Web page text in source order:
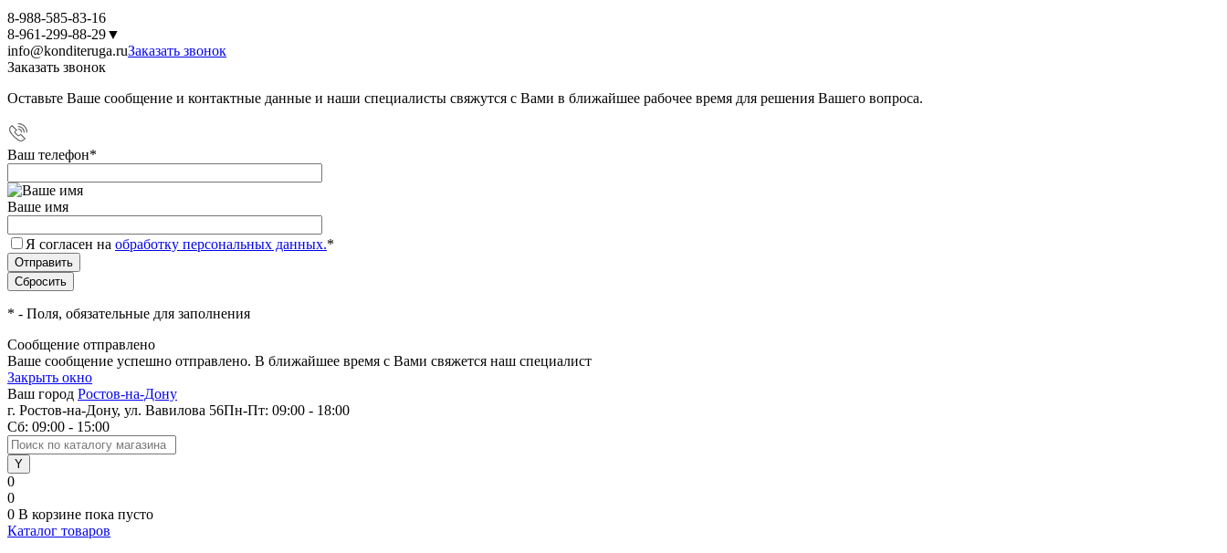
8-988-585-83-16
8-961-299-88-29▼
info@konditeruga.ruЗаказать звонок
Заказать звонок
Оставьте Ваше сообщение и контактные данные и наши специалисты свяжутся с Вами в ближайшее рабочее время для решения Вашего вопроса.
Ваш телефон*
Ваше имя
Я согласен на обработку персональных данных.*
* - Поля, обязательные для заполнения
Сообщение отправлено
Ваше сообщение успешно отправлено. В ближайшее время с Вами свяжется наш специалист
Закрыть окно
Ваш город Ростов-на-Дону
г. Ростов-на-Дону, ул. Вавилова 56Пн-Пт: 09:00 - 18:00
Сб: 09:00 - 15:00
0
0
0 В корзине пока пусто
Каталог товаров